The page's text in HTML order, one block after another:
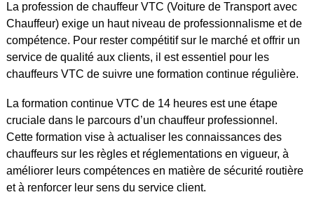
La profession de chauffeur VTC (Voiture de Transport avec
Chauffeur) exige un haut niveau de professionnalisme et de
compétence. Pour rester compétitif sur le marché et offrir un
service de qualité aux clients, il est essentiel pour les
chauffeurs VTC de suivre une formation continue régulière.
La formation continue VTC de 14 heures est une étape
cruciale dans le parcours d’un chauffeur professionnel.
Cette formation vise à actualiser les connaissances des
chauffeurs sur les règles et réglementations en vigueur, à
améliorer leurs compétences en matière de sécurité routière
et à renforcer leur sens du service client.